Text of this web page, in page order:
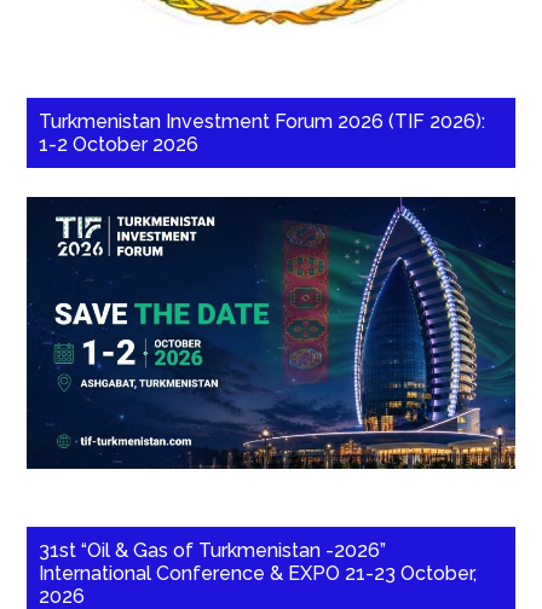
Turkmenistan Investment Forum 2026 (TIF 2026):
1-2 October 2026
31st “Oil & Gas of Turkmenistan -2026”
International Conference & EXPO 21-23 October,
2026